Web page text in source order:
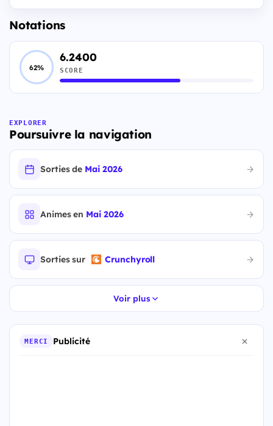
Notations
62%
6.2400
SCORE
EXPLORER
Poursuivre la navigation
Sorties de Mai 2026
Animes en Mai 2026
Sorties sur Crunchyroll
Voir plus
MERCI Publicité